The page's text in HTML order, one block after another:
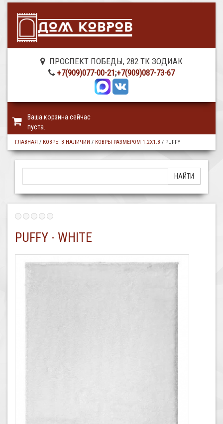
ПРОСПЕКТ ПОБЕДЫ, 282 ТК ЗОДИАК
+7(909)077-00-21;+7(909)087-73-67
Ваша корзина сейчас
пуста.
ГЛАВНАЯ / КОВРЫ В НАЛИЧИИ / КОВРЫ РАЗМЕРОМ 1.2Х1.8 / PUFFY
PUFFY - WHITE